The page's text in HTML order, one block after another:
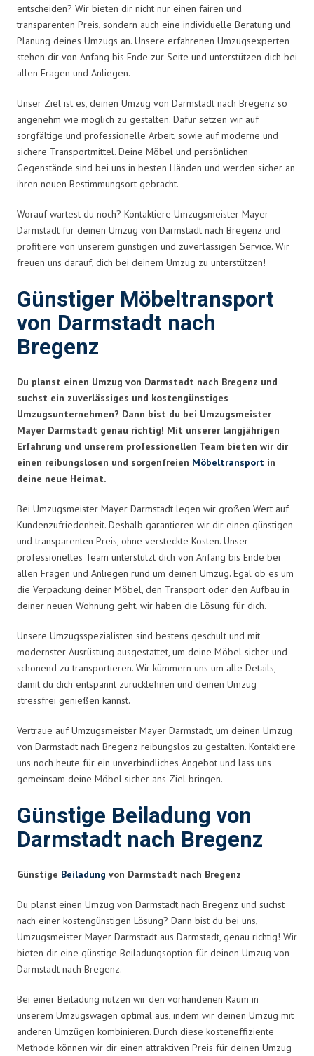
entscheiden? Wir bieten dir nicht nur einen fairen und
transparenten Preis, sondern auch eine individuelle Beratung und
Planung deines Umzugs an. Unsere erfahrenen Umzugsexperten
stehen dir von Anfang bis Ende zur Seite und unterstützen dich bei
allen Fragen und Anliegen.
Unser Ziel ist es, deinen Umzug von Darmstadt nach Bregenz so
angenehm wie möglich zu gestalten. Dafür setzen wir auf
sorgfältige und professionelle Arbeit, sowie auf moderne und
sichere Transportmittel. Deine Möbel und persönlichen
Gegenstände sind bei uns in besten Händen und werden sicher an
ihren neuen Bestimmungsort gebracht.
Worauf wartest du noch? Kontaktiere Umzugsmeister Mayer
Darmstadt für deinen Umzug von Darmstadt nach Bregenz und
profitiere von unserem günstigen und zuverlässigen Service. Wir
freuen uns darauf, dich bei deinem Umzug zu unterstützen!
Günstiger Möbeltransport
von Darmstadt nach
Bregenz
Du planst einen Umzug von Darmstadt nach Bregenz und
suchst ein zuverlässiges und kostengünstiges
Umzugsunternehmen? Dann bist du bei Umzugsmeister
Mayer Darmstadt genau richtig! Mit unserer langjährigen
Erfahrung und unserem professionellen Team bieten wir dir
einen reibungslosen und sorgenfreien Möbeltransport in
deine neue Heimat.
Bei Umzugsmeister Mayer Darmstadt legen wir großen Wert auf
Kundenzufriedenheit. Deshalb garantieren wir dir einen günstigen
und transparenten Preis, ohne versteckte Kosten. Unser
professionelles Team unterstützt dich von Anfang bis Ende bei
allen Fragen und Anliegen rund um deinen Umzug. Egal ob es um
die Verpackung deiner Möbel, den Transport oder den Aufbau in
deiner neuen Wohnung geht, wir haben die Lösung für dich.
Unsere Umzugsspezialisten sind bestens geschult und mit
modernster Ausrüstung ausgestattet, um deine Möbel sicher und
schonend zu transportieren. Wir kümmern uns um alle Details,
damit du dich entspannt zurücklehnen und deinen Umzug
stressfrei genießen kannst.
Vertraue auf Umzugsmeister Mayer Darmstadt, um deinen Umzug
von Darmstadt nach Bregenz reibungslos zu gestalten. Kontaktiere
uns noch heute für ein unverbindliches Angebot und lass uns
gemeinsam deine Möbel sicher ans Ziel bringen.
Günstige Beiladung von
Darmstadt nach Bregenz
Günstige Beiladung von Darmstadt nach Bregenz
Du planst einen Umzug von Darmstadt nach Bregenz und suchst
nach einer kostengünstigen Lösung? Dann bist du bei uns,
Umzugsmeister Mayer Darmstadt aus Darmstadt, genau richtig! Wir
bieten dir eine günstige Beiladungsoption für deinen Umzug von
Darmstadt nach Bregenz.
Bei einer Beiladung nutzen wir den vorhandenen Raum in
unserem Umzugswagen optimal aus, indem wir deinen Umzug mit
anderen Umzügen kombinieren. Durch diese kosteneffiziente
Methode können wir dir einen attraktiven Preis für deinen Umzug